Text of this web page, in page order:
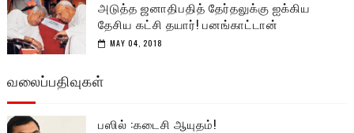
அடுத்த ஜனாதிபதித் தேர்தலுக்கு ஐக்கிய
தேசிய கட்சி தயார்! பனங்காட்டான்
MAY 04, 2018
வலைப்பதிவுகள்
பஸில் :கடைசி ஆயுதம்!